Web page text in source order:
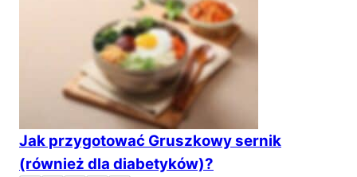
Jak przygotować Gruszkowy sernik
(również dla diabetyków)?